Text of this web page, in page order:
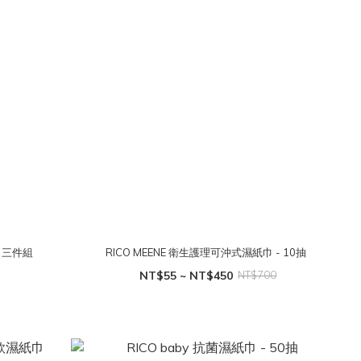
件組 RICO MEENE 衛生護理可沖式濕紙巾 - 10抽
NT$55 ~ NT$450 NT$700